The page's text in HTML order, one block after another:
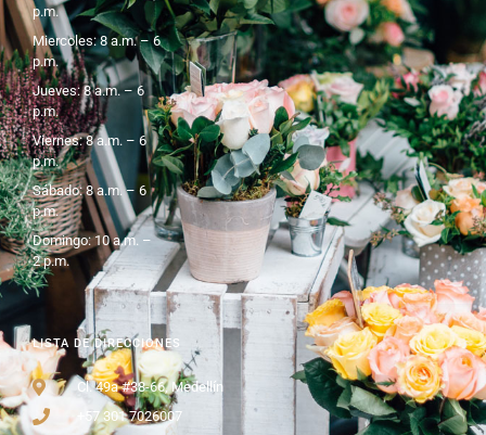
LISTA DE DIRECCIONES
Cl. 49a #38-66, Medellín
+57 301 7026007
p.m.
Miercoles: 8 a.m. – 6
p.m.
Jueves: 8 a.m. – 6
p.m.
Viernes: 8 a.m. – 6
p.m.
Sábado: 8 a.m. – 6
p.m.
Domingo: 10 a.m. –
2 p.m.